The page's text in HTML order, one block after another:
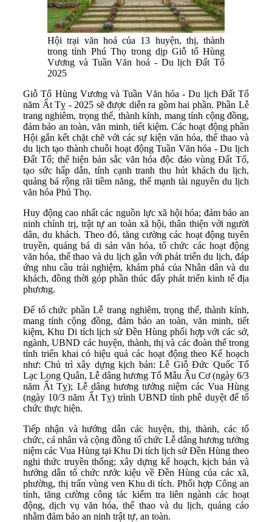
Hội trại văn hoá của 13 huyện, thị, thành
trong tỉnh Phú Thọ trong dịp Giỗ tổ Hùng
Vương và Tuần Văn hoá - Du lịch Đất Tổ
2025
Giỗ Tổ Hùng Vương và Tuần Văn hóa - Du lịch Đất Tổ
năm Ất Tỵ - 2025 sẽ được diễn ra gồm hai phần. Phần Lễ
trang nghiêm, trọng thể, thành kính, mang tính cộng đồng,
đảm bảo an toàn, văn minh, tiết kiệm. Các hoạt động phần
Hội gắn kết chặt chẽ với các sự kiện văn hóa, thể thao và
du lịch tạo thành chuỗi hoạt động Tuần Văn hóa - Du lịch
Đất Tổ; thể hiện bản sắc văn hóa độc đáo vùng Đất Tổ,
tạo sức hấp dẫn, tính cạnh tranh thu hút khách du lịch,
quảng bá rộng rãi tiềm năng, thế mạnh tài nguyên du lịch
văn hóa Phú Thọ.
Huy động cao nhất các nguồn lực xã hội hóa; đảm bảo an
ninh chính trị, trật tự an toàn xã hội, thân thiện với người
dân, du khách. Theo đó, tăng cường các hoạt động tuyên
truyền, quảng bá di sản văn hóa, tổ chức các hoạt động
văn hóa, thể thao và du lịch gắn với phát triển du lịch, đáp
ứng nhu cầu trải nghiệm, khám phá của Nhân dân và du
khách, đồng thời góp phần thúc đẩy phát triển kinh tế địa
phương.
Để tổ chức phần Lễ trang nghiêm, trọng thể, thành kính,
mang tính cộng đồng, đảm bảo an toàn, văn minh, tiết
kiệm, Khu Di tích lịch sử Đền Hùng phối hợp với các sở,
ngành, UBND các huyện, thành, thị và các đoàn thể trong
tỉnh triển khai có hiệu quả các hoạt động theo Kế hoạch
như: Chủ trì xây dựng kịch bản: Lễ Giỗ Đức Quốc Tổ
Lạc Long Quân, Lễ dâng hương Tổ Mẫu Âu Cơ (ngày 6/3
năm Ất Tỵ); Lễ dâng hương tưởng niệm các Vua Hùng
(ngày 10/3 năm Ất Tỵ) trình UBND tỉnh phê duyệt để tổ
chức thực hiện.
Tiếp nhận và hướng dẫn các huyện, thị, thành, các tổ
chức, cá nhân và cộng đồng tổ chức Lễ dâng hương tưởng
niệm các Vua Hùng tại Khu Di tích lịch sử Đền Hùng theo
nghi thức truyền thống; xây dựng kế hoạch, kịch bản và
hướng dẫn tổ chức rước kiệu về Đền Hùng của các xã,
phường, thị trấn vùng ven Khu di tích. Phối hợp Công an
tỉnh, tăng cường công tác kiểm tra liên ngành các hoạt
động, dịch vụ văn hóa, thể thao và du lịch, quảng cáo
nhằm đảm bảo an ninh trật tự, an toàn.